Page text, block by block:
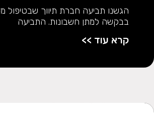
הגשנו תביעה חברת תיווך שבטיפול
בבקשה למתן חשבונות. התביעה
קרא עוד >>